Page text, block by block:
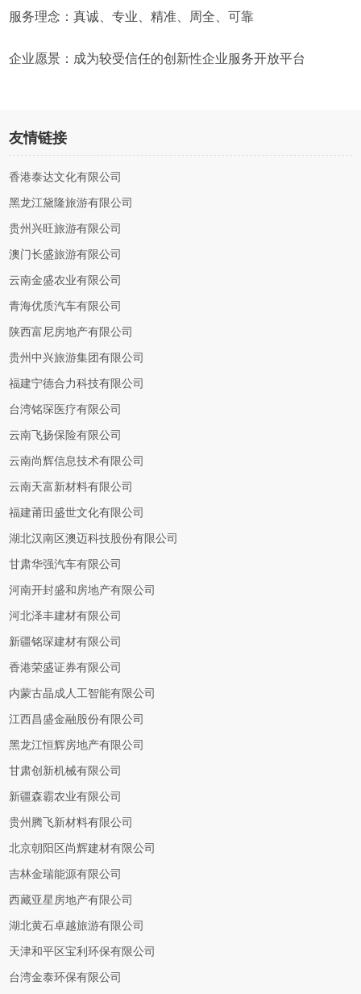
服务理念：真诚、专业、精准、周全、可靠
企业愿景：成为较受信任的创新性企业服务开放平台
友情链接
香港泰达文化有限公司
黑龙江黛隆旅游有限公司
贵州兴旺旅游有限公司
澳门长盛旅游有限公司
云南金盛农业有限公司
青海优质汽车有限公司
陕西富尼房地产有限公司
贵州中兴旅游集团有限公司
福建宁德合力科技有限公司
台湾铭琛医疗有限公司
云南飞扬保险有限公司
云南尚辉信息技术有限公司
云南天富新材料有限公司
福建莆田盛世文化有限公司
湖北汉南区澳迈科技股份有限公司
甘肃华强汽车有限公司
河南开封盛和房地产有限公司
河北泽丰建材有限公司
新疆铭琛建材有限公司
香港荣盛证券有限公司
内蒙古晶成人工智能有限公司
江西昌盛金融股份有限公司
黑龙江恒辉房地产有限公司
甘肃创新机械有限公司
新疆森霸农业有限公司
贵州腾飞新材料有限公司
北京朝阳区尚辉建材有限公司
吉林金瑞能源有限公司
西藏亚星房地产有限公司
湖北黄石卓越旅游有限公司
天津和平区宝利环保有限公司
台湾金泰环保有限公司